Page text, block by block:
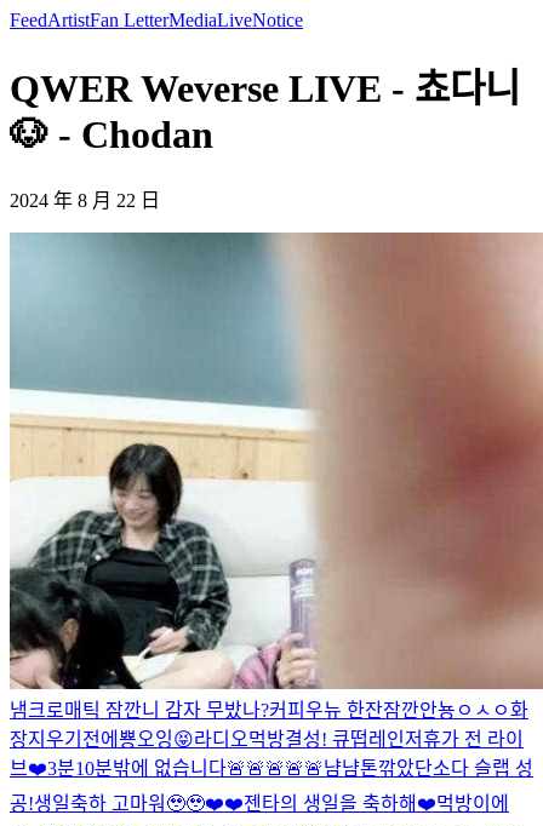
FeedArtistFan LetterMediaLiveNotice
QWER Weverse LIVE - 쵸다니
🐶 - Chodan
2024 年 8 月 22 日
냄 크로매틱 잠깐니 감자 무밨나?커피우뉴 한잔잠깐안뇽 ㅇㅅㅇ화
장지우기전에 뿅오잉😝라디오먹방결성! 큐떱레인저휴가 전 라이
브❤️3분10분밖에 없습니다🚨🚨🚨🚨🚨냠냠톤깎았단소다 슬랩 성
공!생일축하 고마워🥹🥹❤️❤️젠타의 생일을 축하해❤️먹방이에